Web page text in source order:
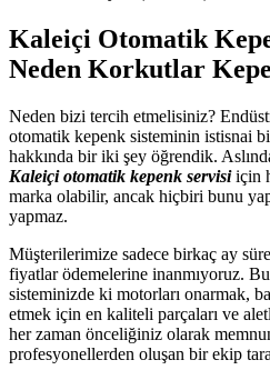
Kaleiçi Otomatik
Neden Korkutlar
Neden bizi tercih etmelisiniz?
otomatik kepenk sisteminin istisnai
hakkında bir iki şey öğrendik.
Kaleiçi otomatik kepenk servisiiçin
marka olabilir, ancak hiçbiri bunu
yapmaz.
Müşterilerimize sadece birkaç ay
fiyatlar ödemelerine inanmıyoruz.
sisteminizde ki motorları onarmak,
etmek için en kaliteli parçaları ve
her zaman önceliğiniz olarak
profesyonellerden oluşan bir ekip